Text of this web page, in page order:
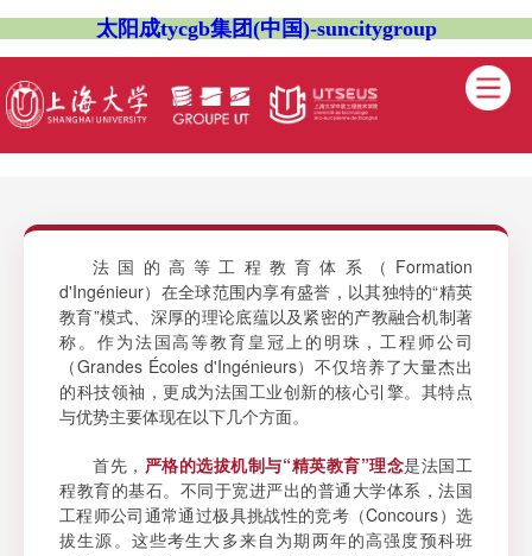
太阳成tycgb集团(中国)-suncitygroup
法国的高等工程教育体系（Formation
d'Ingénieur）在全球范围内享有盛誉，以其独特的“精英
教育”模式、深厚的理论底蕴以及紧密的产教融合机制著
称。作为法国高等教育皇冠上的明珠，工程师公司
（Grandes Écoles d'Ingénieurs）不仅培养了大量杰出
的科技领袖，更成为法国工业创新的核心引擎。其特点
与优势主要体现在以下几个方面。
首先， 严格的选拔机制与“精英教育”理念是法国工
程教育的基石。不同于宽进严出的普通大学体系，法国
工程师公司通常通过极具挑战性的竞考（Concours）选
拔生源。这些考生大多来自为期两年的高强度预科班